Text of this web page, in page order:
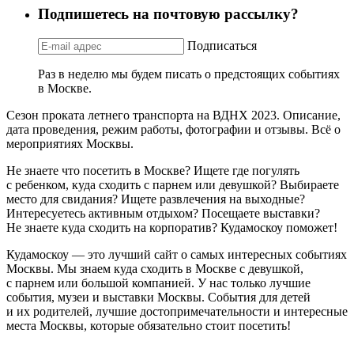
Подпишетесь на почтовую рассылку?
Подписаться
Раз в неделю мы будем писать о предстоящих событиях
в Москве.
Сезон проката летнего транспорта на ВДНХ 2023. Описание,
дата проведения, режим работы, фотографии и отзывы. Всё о
мероприятиях Москвы.
Не знаете что посетить в Москве? Ищете где погулять
с ребенком, куда сходить с парнем или девушкой? Выбираете
место для свидания? Ищете развлечения на выходные?
Интересуетесь активным отдыхом? Посещаете выставки?
Не знаете куда сходить на корпоратив? Кудамоскоу поможет!
Кудамоскоу — это лучший сайт о самых интересных событиях
Москвы. Мы знаем куда сходить в Москве с девушкой,
с парнем или большой компанией. У нас только лучшие
события, музеи и выставки Москвы. События для детей
и их родителей, лучшие достопримечательности и интересные
места Москвы, которые обязательно стоит посетить!